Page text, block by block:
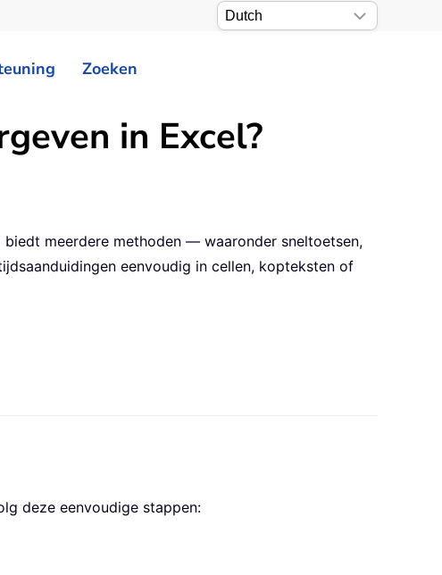
Zoeken
in Excel?
meerdere methoden — waaronder sneltoetsen,
eenvoudig in cellen, kopteksten of
deze eenvoudige stappen: